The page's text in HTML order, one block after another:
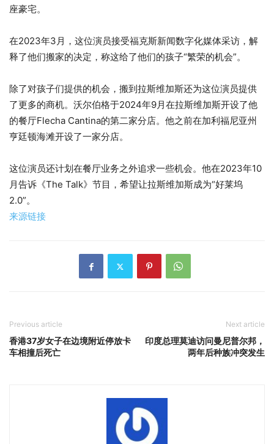
座豪宅。
在2023年3月，这位演员接受福克斯新闻数字化媒体采访，解
释了他们搬家的决定，称这给了他们的孩子“繁荣的机会”。
除了对孩子们提供的机会，搬到拉斯维加斯还为这位演员提供
了更多的商机。沃尔伯格于2024年9月在拉斯维加斯开设了他
的餐厅Flecha Cantina的第二家分店。他之前在加利福尼亚州
亨廷顿海滩开设了一家分店。
这位演员还计划在餐厅业务之外追求一些机会。他在2023年10
月告诉《The Talk》节目，希望让拉斯维加斯成为“好莱坞
2.0”。
来源链接
Previous article
香港37岁女子在边境附近停放卡
车相撞后死亡
Next article
印度总理莫迪访问曼尼普尔邦，
两年后种族冲突发生